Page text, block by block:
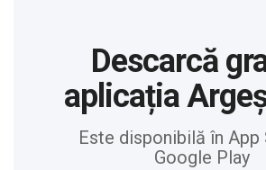
Descarcă
aplicația
Este disponibilă în App
Google Play